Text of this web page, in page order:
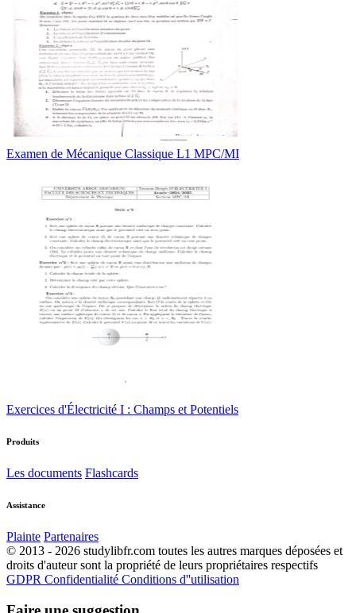
Examen de Mécanique Classique L1 MPC/MI
Exercices d'Électricité I : Champs et Potentiels
Produits
Les documents Flashcards
Assistance
Plainte Partenaires
© 2013 - 2026 studylibfr.com toutes les autres marques déposées et
droits d'auteur sont la propriété de leurs propriétaires respectifs
GDPR Confidentialité Conditions d''utilisation